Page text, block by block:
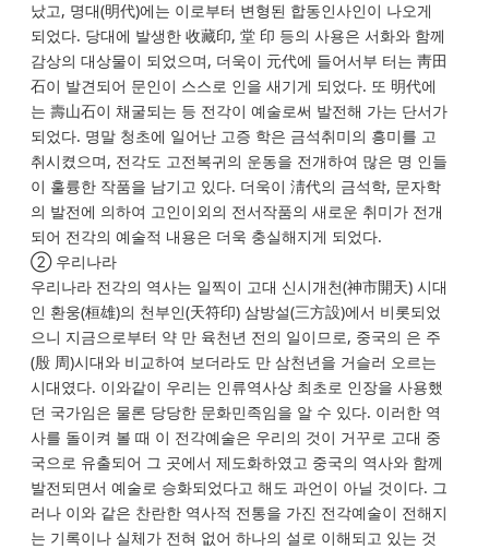
났고, 명대(明代)에는 이로부터 변형된 합동인사인이 나오게
되었다. 당대에 발생한 收藏印, 堂 印 등의 사용은 서화와 함께
감상의 대상물이 되었으며, 더욱이 元代에 들어서부 터는 靑田
石이 발견되어 문인이 스스로 인을 새기게 되었다. 또 明代에
는 壽山石이 채굴되는 등 전각이 예술로써 발전해 가는 단서가
되었다. 명말 청초에 일어난 고증 학은 금석취미의 흥미를 고
취시켰으며, 전각도 고전복귀의 운동을 전개하여 많은 명 인들
이 훌륭한 작품을 남기고 있다. 더욱이 淸代의 금석학, 문자학
의 발전에 의하여 고인이외의 전서작품의 새로운 취미가 전개
되어 전각의 예술적 내용은 더욱 충실해지게 되었다.
② 우리나라
우리나라 전각의 역사는 일찍이 고대 신시개천(神市開天) 시대
인 환웅(桓雄)의 천부인(天符印) 삼방설(三方設)에서 비롯되었
으니 지금으로부터 약 만 육천년 전의 일이므로, 중국의 은 주
(殷 周)시대와 비교하여 보더라도 만 삼천년을 거슬러 오르는
시대였다. 이와같이 우리는 인류역사상 최초로 인장을 사용했
던 국가임은 물론 당당한 문화민족임을 알 수 있다. 이러한 역
사를 돌이켜 볼 때 이 전각예술은 우리의 것이 거꾸로 고대 중
국으로 유출되어 그 곳에서 제도화하였고 중국의 역사와 함께
발전되면서 예술로 승화되었다고 해도 과언이 아닐 것이다. 그
러나 이와 같은 찬란한 역사적 전통을 가진 전각예술이 전해지
는 기록이나 실체가 전혀 없어 하나의 설로 이해되고 있는 것